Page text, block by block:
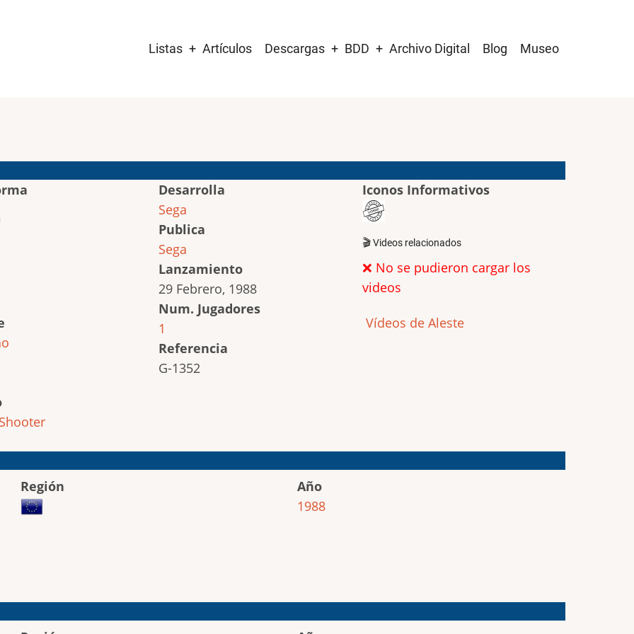
navigation
Listas Artículos Descargas BDD Archivo Digital Blog Museo
Shooter
Desarrolla
Sega
Publica
Sega
Lanzamiento
29 Febrero, 1988
Num. Jugadores
1
Referencia
G-1352
Iconos Informativos
🎬 Videos relacionados
❌ No se pudieron cargar los
videos
Vídeos de Aleste
Región
Año
1988